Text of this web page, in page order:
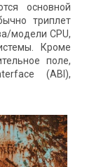
основной
триплет
модели CPU,
Кроме
поле,
(ABI),